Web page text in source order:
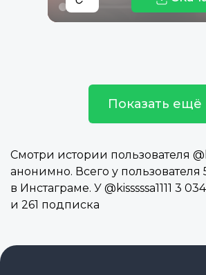
Показать ещё
Смотри истории пользователя
анонимно. Всего у пользователя
в Инстаграме. У @kisssssa1111 3
и 261 подписка